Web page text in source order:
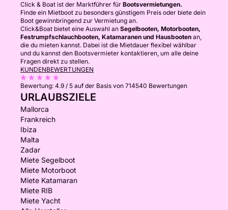
Click & Boat ist der Marktführer für Bootsvermietungen.
Finde ein Mietboot zu besonders günstigem Preis oder biete dein
Boot gewinnbringend zur Vermietung an.
Click&Boat bietet eine Auswahl an Segelbooten, Motorbooten,
Festrumpfschlauchbooten, Katamaranen und Hausbooten an,
die du mieten kannst. Dabei ist die Mietdauer flexibel wählbar
und du kannst den Bootsvermieter kontaktieren, um alle deine
Fragen direkt zu stellen.
KUNDENBEWERTUNGEN
Bewertung: 4.9 / 5 auf der Basis von 714540 Bewertungen
URLAUBSZIELE
Mallorca
Frankreich
Ibiza
Malta
Zadar
Miete Segelboot
Miete Motorboot
Miete Katamaran
Miete RIB
Miete Yacht